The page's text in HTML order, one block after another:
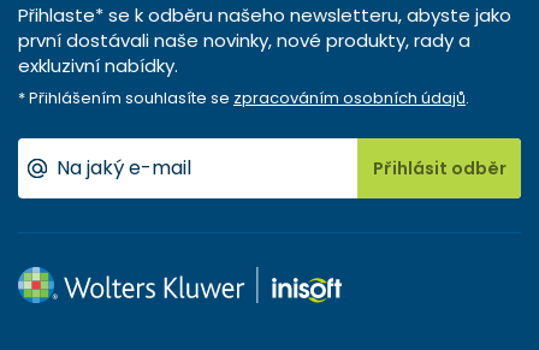
Přihlaste* se k odběru našeho newsletteru, abyste jako
první dostávali naše novinky, nové produkty, rady a
exkluzivní nabídky.
* Přihlášením souhlasíte se zpracováním osobních údajů.
Přihlásit odběr